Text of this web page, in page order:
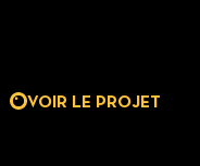
VOIR LE PROJET